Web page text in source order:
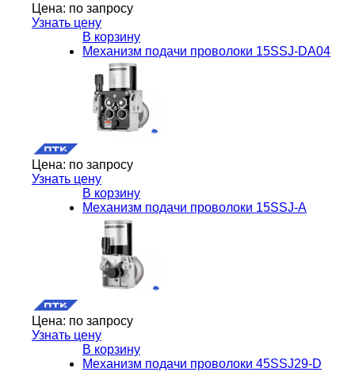
Цена: по запросу
Узнать цену
В корзину
Механизм подачи проволоки 15SSJ-DA04
Цена: по запросу
Узнать цену
В корзину
Механизм подачи проволоки 15SSJ-A
Цена: по запросу
Узнать цену
В корзину
Механизм подачи проволоки 45SSJ29-D